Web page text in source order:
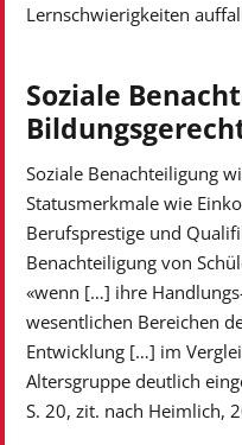
Lernschwierigkeiten
Soziale
Soziale Benachteiligung
Statusmerkmale wie
Berufsprestige und
Benachteiligung von
«wenn […] ihre
wesentlichen Bereichen
Entwicklung […] im
Altersgruppe deutlich
S. 20, zit. nach Heimlich,